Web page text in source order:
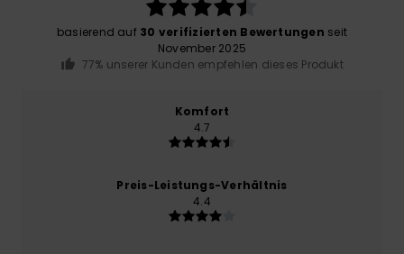
basierend auf 30 verifizierten Bewertungen seit
November 2025
77% unserer Kunden empfehlen dieses Produkt
Komfort
4.7
Preis-Leistungs-Verhältnis
4.4